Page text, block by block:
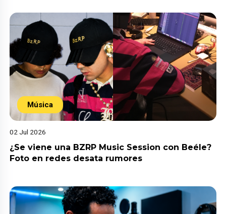
Música
02 Jul 2026
¿Se viene una BZRP Music Session con Beéle?
Foto en redes desata rumores